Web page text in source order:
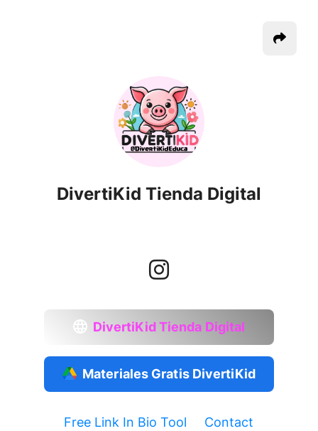
DivertiKid Tienda Digital
DivertiKid Tienda Digital
Materiales Gratis DivertiKid
Free Link In Bio Tool Contact